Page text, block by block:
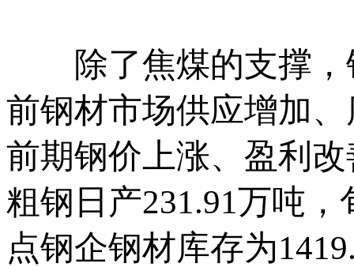
除了焦煤的支撑，
前钢材市场供应增加
前期钢价上涨、盈利
粗钢日产231.91万吨
点钢企钢材库存为